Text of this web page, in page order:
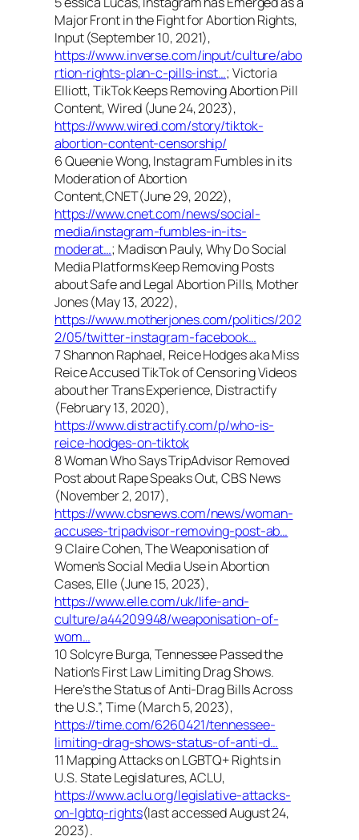
Major Front in the Fight for Abortion Rights,
Input (September 10, 2021),
https://www.inverse.com/input/culture/abo
rtion-rights-plan-c-pills-inst…; Victoria
Elliott, TikTok Keeps Removing Abortion Pill
Content, Wired (June 24, 2023),
https://www.wired.com/story/tiktok-
abortion-content-censorship/
6 Queenie Wong, Instagram Fumbles in its
Moderation of Abortion
Content,CNET(June 29, 2022),
https://www.cnet.com/news/social-
media/instagram-fumbles-in-its-
moderat…; Madison Pauly, Why Do Social
Media Platforms Keep Removing Posts
about Safe and Legal Abortion Pills, Mother
Jones (May 13, 2022),
https://www.motherjones.com/politics/202
2/05/twitter-instagram-facebook…
7 Shannon Raphael, Reice Hodges aka Miss
Reice Accused TikTok of Censoring Videos
about her Trans Experience, Distractify
(February 13, 2020),
https://www.distractify.com/p/who-is-
reice-hodges-on-tiktok
8 Woman Who Says TripAdvisor Removed
Post about Rape Speaks Out, CBS News
(November 2, 2017),
https://www.cbsnews.com/news/woman-
accuses-tripadvisor-removing-post-ab…
9 Claire Cohen, The Weaponisation of
Women’s Social Media Use in Abortion
Cases, Elle (June 15, 2023),
https://www.elle.com/uk/life-and-
culture/a44209948/weaponisation-of-
wom…
10 Solcyre Burga, Tennessee Passed the
Nation’s First Law Limiting Drag Shows.
Here’s the Status of Anti-Drag Bills Across
the U.S.”, Time (March 5, 2023),
https://time.com/6260421/tennessee-
limiting-drag-shows-status-of-anti-d…
11 Mapping Attacks on LGBTQ+ Rights in
U.S. State Legislatures, ACLU,
https://www.aclu.org/legislative-attacks-
on-lgbtq-rights(last accessed August 24,
2023).